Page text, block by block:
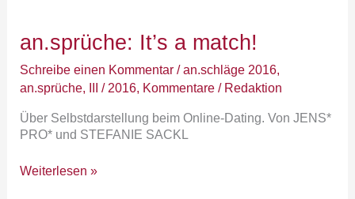
an.sprüche: It’s a match!
Schreibe einen Kommentar /an.schläge 2016
an.sprüche III / 2016 Kommentare / Redaktion
Über Selbstdarstellung beim Online-Dating. Von JENS*
PRO* und STEFANIE SACKL
Weiterlesen »